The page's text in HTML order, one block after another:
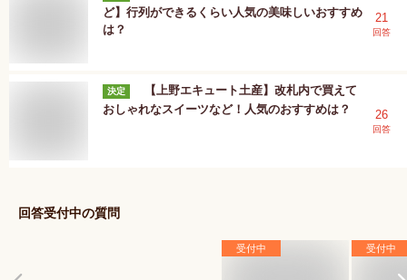
ど】行列ができるくらい人気の美味しいおすすめ
は？
21
回答
決定
【上野エキュート土産】改札内で買えて
おしゃれなスイーツなど！人気のおすすめは？
26
回答
回答受付中の質問
受付中 受付中